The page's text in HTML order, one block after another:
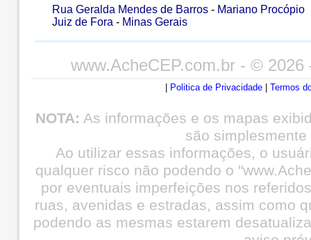
Rua Geralda Mendes de Barros- Mariano Procópio
Juiz de Fora - Minas Gerais
www.AcheCEP.com.br- © 2026
Politica de Privacidade Termos
NOTA: As informações e os mapas
são
Ao utilizar essas informações, o
qualquer risco não podendo o
por eventuais imperfeições nos
ruas, avenidas e estradas, assim como
podendo as mesmas estarem